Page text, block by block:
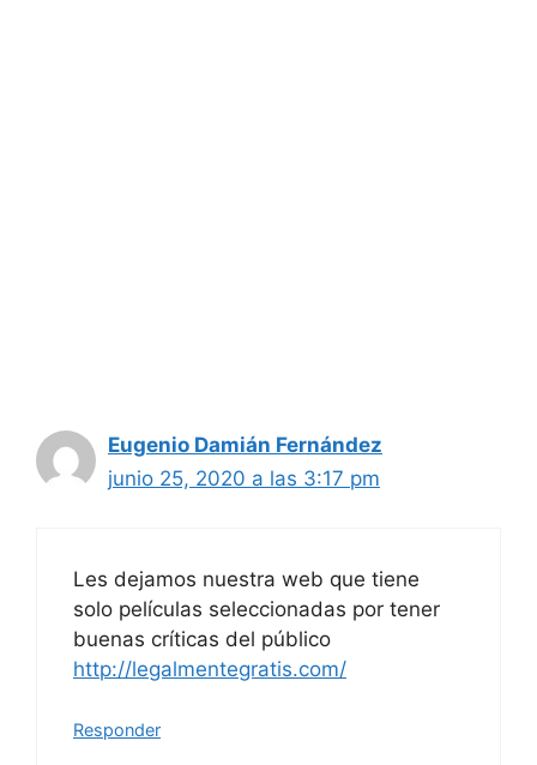
Eugenio Damián Fernández
junio 25, 2020 a las 3:17 pm
Les dejamos nuestra web que tiene
solo películas seleccionadas por tener
buenas críticas del público
http://legalmentegratis.com/
Responder